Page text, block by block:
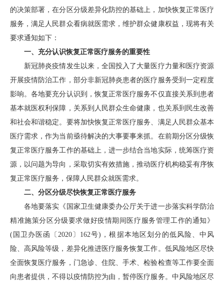
的决策部署，在分区分级差异化防控的基础上，加快恢复正常医疗
服务，满足人民群众看病就医需求，维护群众健康权益，现将有关
要求通知如下：
一、充分认识恢复正常医疗服务的重要性
新冠肺炎疫情发生以来，全国投入了大量医疗力量和医疗资源
开展疫情防治工作，部分非新冠肺炎患者的医疗服务受到一定程度
影响。各地要充分认识到，恢复正常医疗服务不仅直接关系到患者
基本就医权利保障，关系到人民群众生命健康，也关系到民生改善
和社会和谐稳定。要将加快恢复正常医疗服务、满足人民群众基本
医疗需求，作为当前亟待解决的大事要事来抓。在前期分区分级恢
复正常医疗服务工作的基础上，进一步结合当地实际，统筹医疗资
源，以问题为导向，采取切实有效措施，推动医疗机构稳妥有序恢
复正常医疗服务，保障人民群众就医需求。
二、分区分级尽快恢复正常医疗服务
各地要落实《国家卫生健康委办公厅关于进一步落实科学防治
精准施策分区分级要求做好疫情期间医疗服务管理工作的通知》
(国卫办医函〔2020〕162号)，根据本地区划分的低风险、中风
险、高风险等级，差异化推进医疗服务恢复工作。低风险地区尽快
全面恢复医疗服务，门急诊、住院、手术、检验检查等工作要全面
向患者提供，不得以疫情防控为由，暂停医疗服务。中风险地区尽